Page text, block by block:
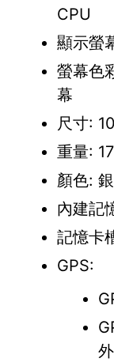
CPU
顯示螢
螢幕色
幕
尺寸:
重量:
顏色:
內建記
記憶卡
GPS: